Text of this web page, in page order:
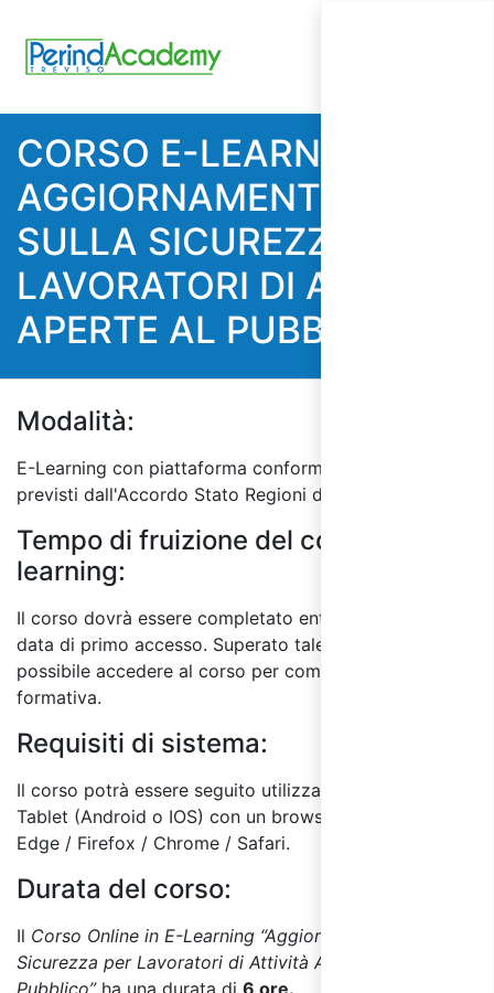
CORSO E-LEARNING DI
AGGIORNAMENTO
SULLA SICUREZZA PER
LAVORATORI DI ATTIVITà
APERTE AL PUBBLICO
Modalità:
E-Learning con piattaforma conforme ai requisiti
previsti dall'Accordo Stato Regioni del 17/4/25.
Tempo di fruizione del corso E-
learning:
Il corso dovrà essere completato entro 60 giorni dalla
data di primo accesso. Superato tale termine, non sarà
possibile accedere al corso per completare l'attività
formativa.
Requisiti di sistema:
Il corso potrà essere seguito utilizzando un PC o
Tablet (Android o IOS) con un browser a scelta tra:
Edge / Firefox / Chrome / Safari.
Durata del corso:
Il Corso Online in E-Learning “Aggiornamento sulla
Sicurezza per Lavoratori di Attività Aperte al
Pubblico” ha una durata di 6 ore.